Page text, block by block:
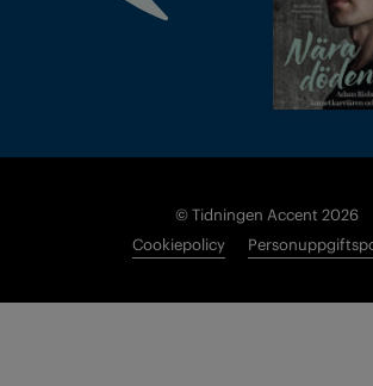
© Tidningen Accent 2026
Cookiepolicy